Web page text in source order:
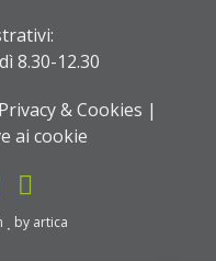
8.30-12.30
Privacy & Cookies |
ai cookie
by artica